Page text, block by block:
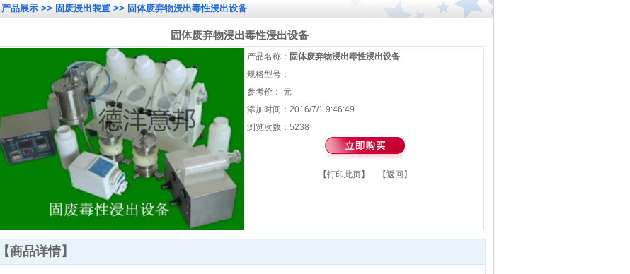
产品展示 >> 固废浸出装置 >> 固体废弃物浸出毒性浸出设备
固体废弃物浸出毒性浸出设备
产品名称： 固体废弃物浸出毒性浸出设备
规格型号：
参考价：
元
添加时间：2016/7/1 9:46:49
浏览次数：5238
【打印此页】 【返回 】
【商品详情】